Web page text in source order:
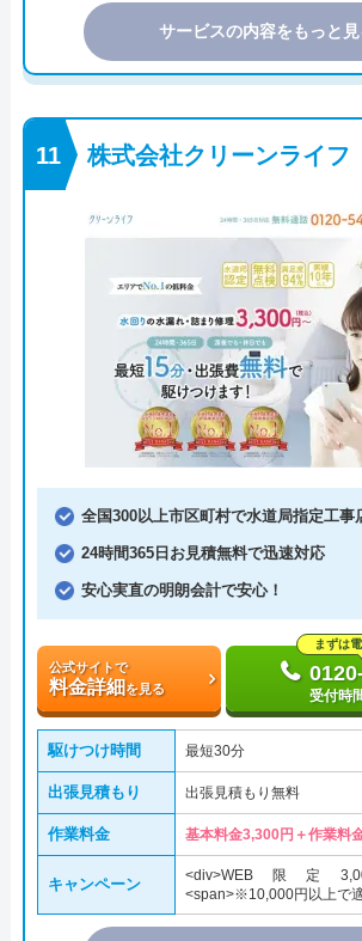
サービスの内容をもっと見
株式会社クリーンライフ
全国300以上市区町村で水道局指定工事
24時間365日お見積無料で迅速対応
安心実直の明朗会計で安心！
公式サイトで
料金詳細を見る
まずは
受付時
駆けつけ時間 最短30分
出張見積もり 出張見積もり無料
作業料金 基本料金3,300円＋作業料
キャンペーン
<div>WEB限定
<span>※10,000円以上で